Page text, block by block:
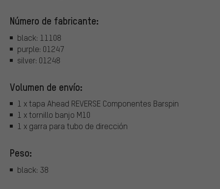
Número de fabricante:
black: 11108
purple: 01247
silver: 01248
Volumen de envío:
1 x tapa Ahead REVERSE Componentes Barspin
1 x tornillo banjo M10
1 x garra para tubo de dirección
Peso:
black: 38